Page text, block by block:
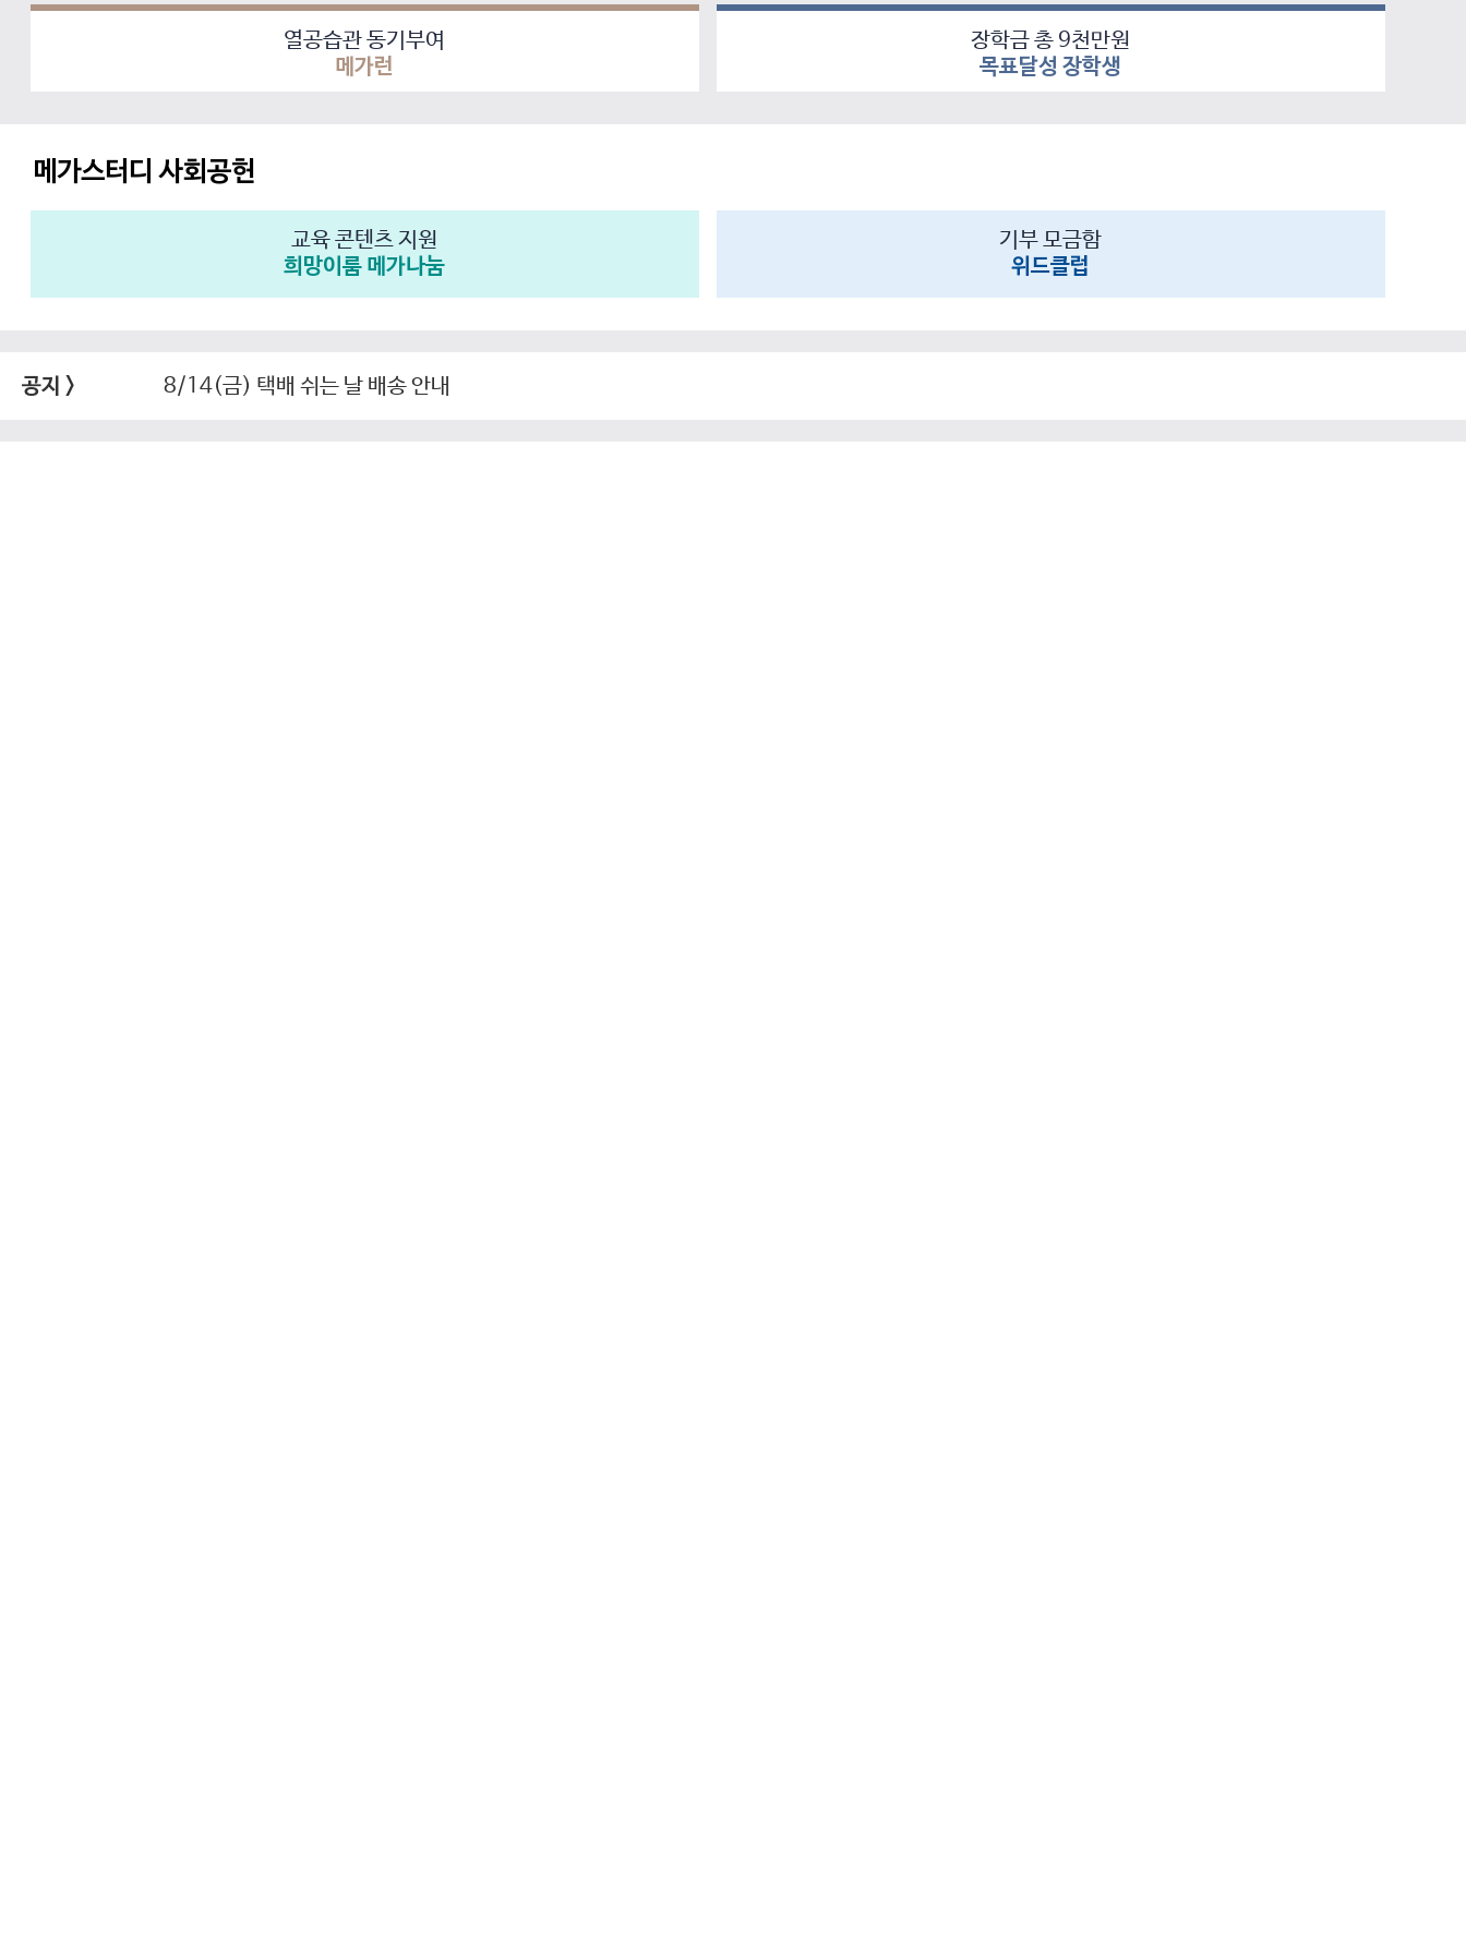
열공습관 동기부여
메가런
장학금 총 9천만원
목표달성 장학생
메가스터디 사회공헌
교육 콘텐츠 지원
희망이룸 메가나눔
기부 모금함
위드클럽
공지 > 8/14(금) 택배 쉬는 날 배송 안내